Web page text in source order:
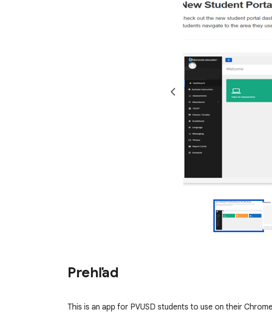
Prehľad
This is an app for PVUSD students to use on their